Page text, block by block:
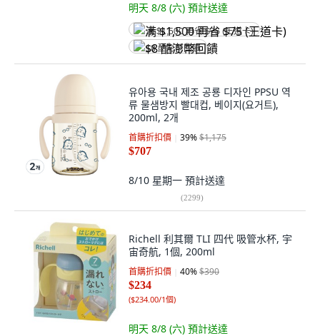
明天 8/8 (六) 預計送達
满 $1,500 再省 $75 (王道卡)
$8 酷澎幣回饋
유아용 국내 제조 공룡 디자인 PPSU 역
류 물샘방지 빨대컵, 베이지(요거트),
200ml, 2개
首購折扣價 39%$1,175
$707
8/10 星期一 預計送達
(2299)
Richell 利其爾 TLI 四代 吸管水杯, 宇
宙奇航, 1個, 200ml
首購折扣價 40%$390
$234
($234.00/1個)
明天 8/8 (六) 預計送達